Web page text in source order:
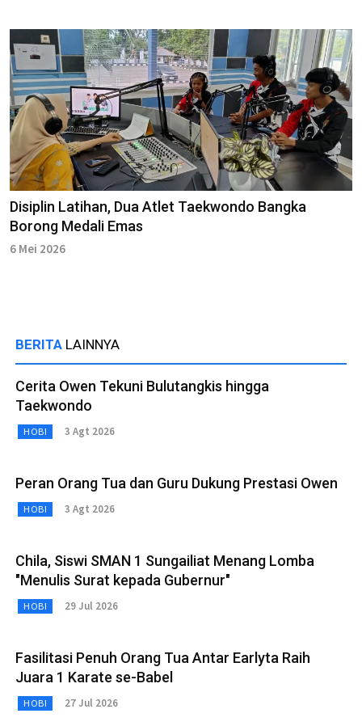
Disiplin Latihan, Dua Atlet Taekwondo Bangka
Borong Medali Emas
6 Mei 2026
BERITA LAINNYA
Cerita Owen Tekuni Bulutangkis hingga
Taekwondo
HOBI 3 Agt 2026
Peran Orang Tua dan Guru Dukung Prestasi Owen
HOBI 3 Agt 2026
Chila, Siswi SMAN 1 Sungailiat Menang Lomba
"Menulis Surat kepada Gubernur"
HOBI 29 Jul 2026
Fasilitasi Penuh Orang Tua Antar Earlyta Raih
Juara 1 Karate se-Babel
HOBI 27 Jul 2026